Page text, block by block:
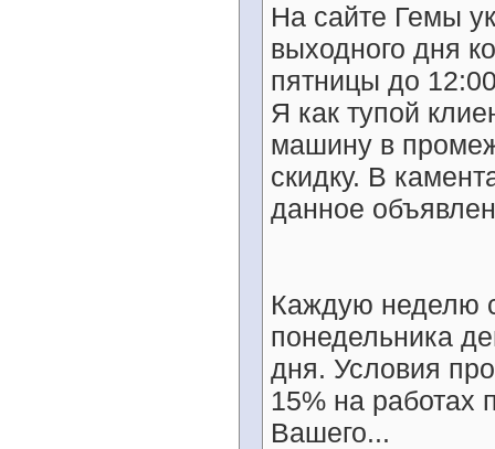
На сайте Гемы
выходного дня
пятницы до
Я как тупой
машину в
скидку. В
данное
Каждую неделю
понедельника
дня. Условия
15% на работах
Вашего...